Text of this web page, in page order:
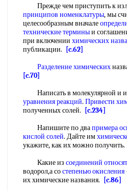
Прежде чем приступить к
принципов номенклатуры, мы
целесообразным вначале
технические терминыи
при включении химических
публикации.
[c.62]
Разделение химических
[c.70]
Написать в молекулярной и
уравнения реакций. Привести
полученных солей.
[c.234]
Напишите по двапримера
кислой солей. Дайте им
укажите, как их можно получить.
Какие из соединений
водорол,а состепенью окисления
их химические названия.
[c.86]